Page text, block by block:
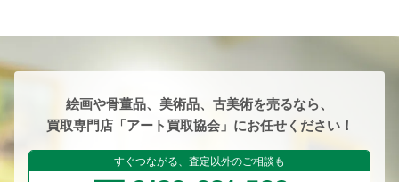
絵画や骨董品、美術品、古美術を売るなら、
買取専門店「アート買取協会」にお任せください！
すぐつながる、査定以外のご相談も